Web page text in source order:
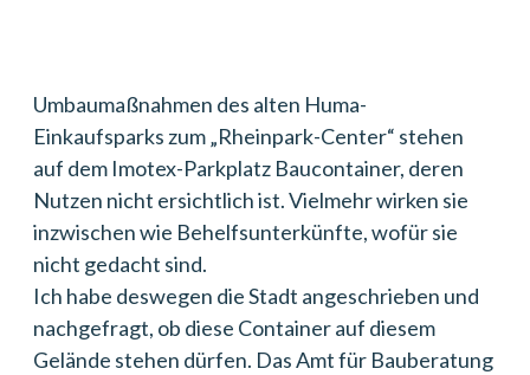
Umbaumaßnahmen des alten Huma-
Einkaufsparks zum „Rheinpark-Center“ stehen
auf dem Imotex-Parkplatz Baucontainer, deren
Nutzen nicht ersichtlich ist. Vielmehr wirken sie
inzwischen wie Behelfsunterkünfte, wofür sie
nicht gedacht sind.
Ich habe deswegen die Stadt angeschrieben und
nachgefragt, ob diese Container auf diesem
Gelände stehen dürfen. Das Amt für Bauberatung